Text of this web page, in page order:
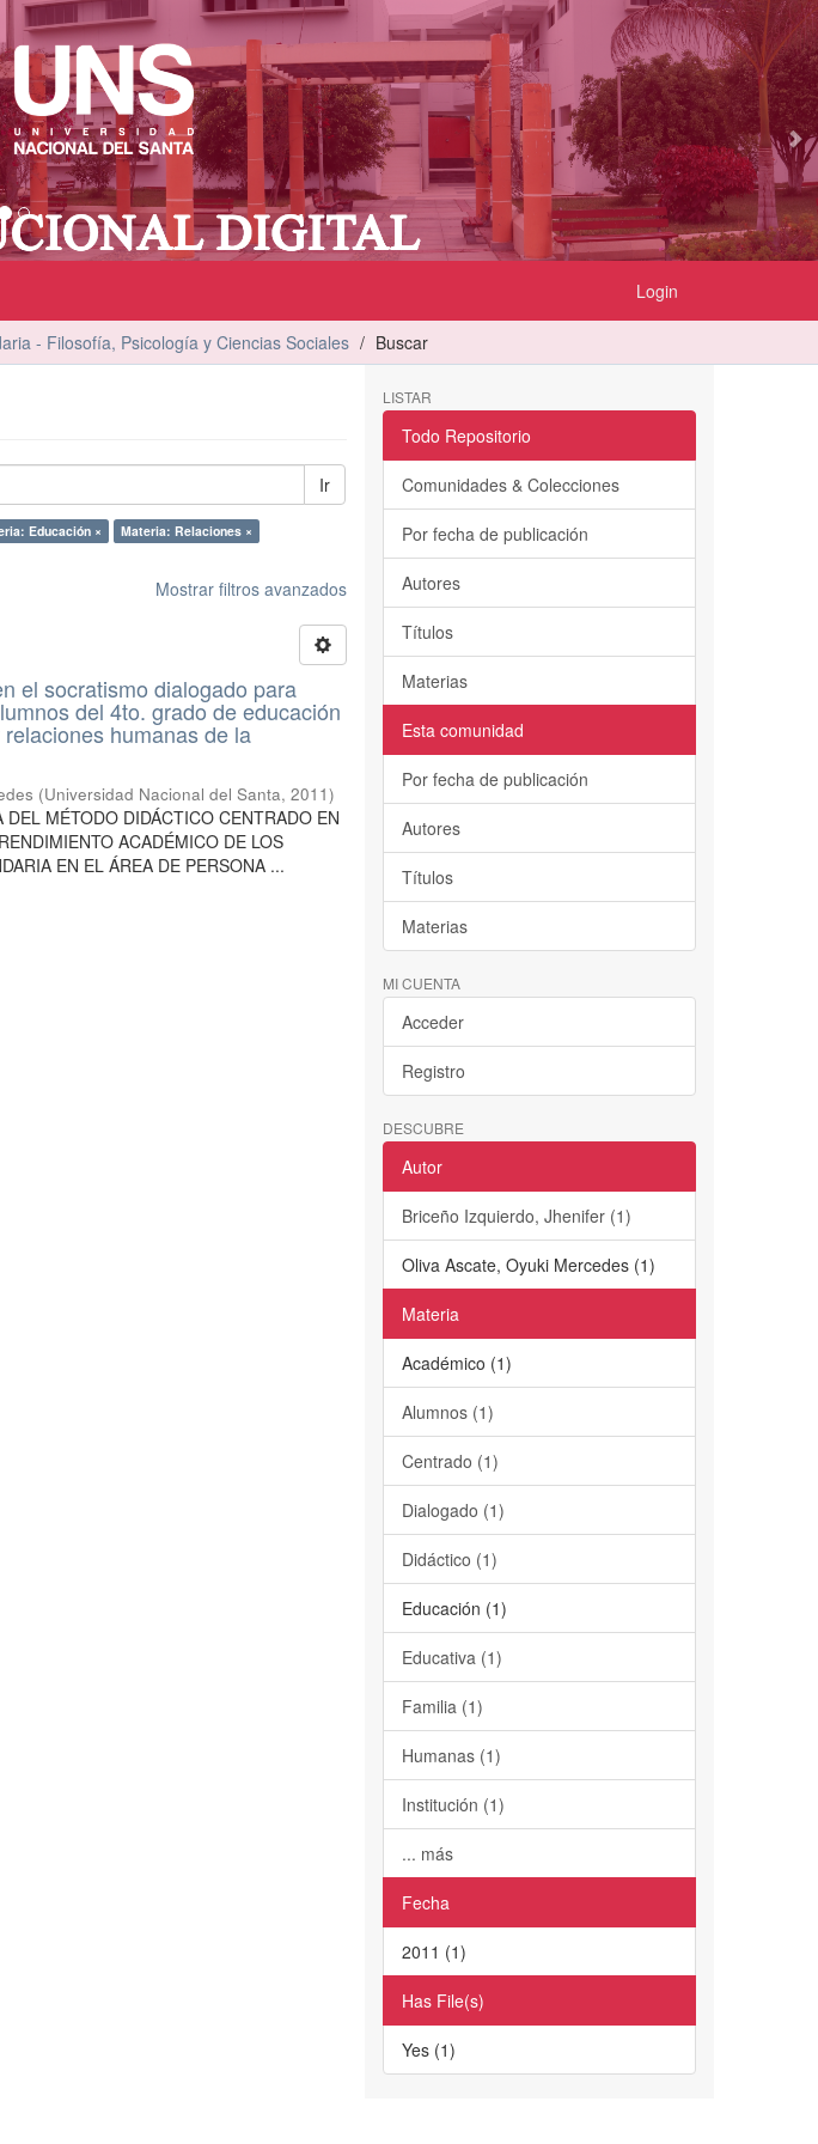
Login
- Filosofía, Psicología y Ciencias Sociales Buscar
Ir
Educación ×
Materia: Relaciones ×
Mostrar filtros avanzados
el socratismo dialogado para
del 4to. grado de educación
humanas de la
(Universidad Nacional del Santa,2011)
MÉTODO DIDÁCTICO CENTRADO EN
ACADÉMICO DE LOS
EN EL ÁREA DE PERSONA ...
LISTAR
Todo Repositorio
Comunidades & Colecciones
Por fecha de publicación
Autores
Títulos
Materias
Esta comunidad
Por fecha de publicación
Autores
Títulos
Materias
MI CUENTA
Acceder
Registro
DESCUBRE
Autor
Briceño Izquierdo, Jhenifer (1)
Oliva Ascate, Oyuki Mercedes (1)
Materia
Académico (1)
Alumnos (1)
Centrado (1)
Dialogado (1)
Didáctico (1)
Educación (1)
Educativa (1)
Familia (1)
Humanas (1)
Institución (1)
... más
Fecha
2011 (1)
Has File(s)
Yes (1)